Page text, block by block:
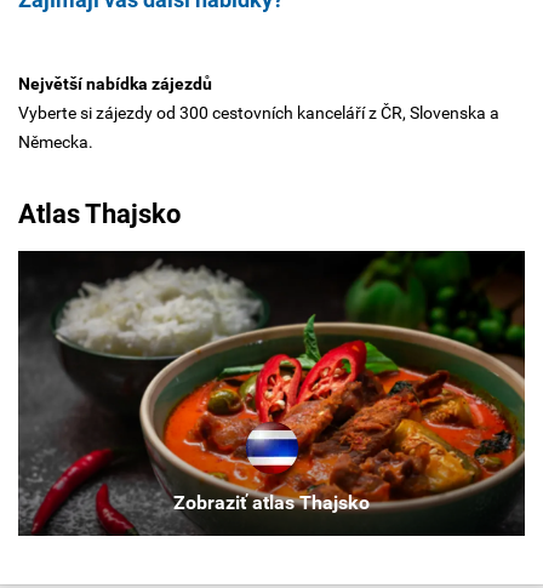
Největší nabídka zájezdů
Vyberte si zájezdy od 300 cestovních kanceláří z ČR, Slovenska a
Německa.
Atlas Thajsko
Zobraziť atlas Thajsko